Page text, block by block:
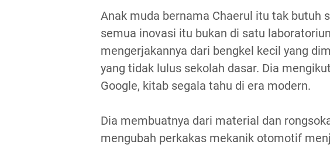
Anak muda bernama Chaerul itu tak butuh
semua inovasi itu bukan di satu
mengerjakannya dari bengkel kecil yang
yang tidak lulus sekolah dasar. Dia
Google, kitab segala tahu di era modern.
Dia membuatnya dari material dan
mengubah perkakas mekanik otomotif